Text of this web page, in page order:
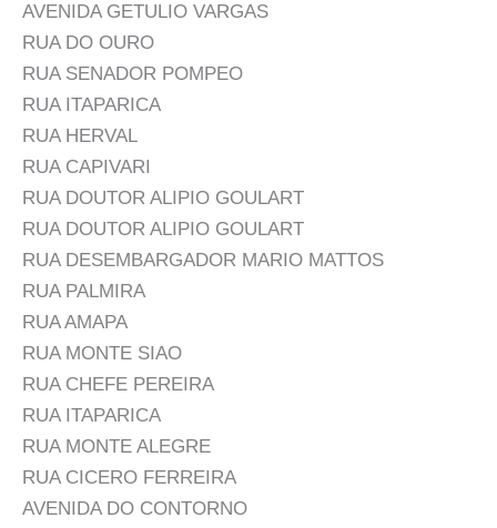
AVENIDA GETULIO VARGAS
RUA DO OURO
RUA SENADOR POMPEO
RUA ITAPARICA
RUA HERVAL
RUA CAPIVARI
RUA DOUTOR ALIPIO GOULART
RUA DOUTOR ALIPIO GOULART
RUA DESEMBARGADOR MARIO MATTOS
RUA PALMIRA
RUA AMAPA
RUA MONTE SIAO
RUA CHEFE PEREIRA
RUA ITAPARICA
RUA MONTE ALEGRE
RUA CICERO FERREIRA
AVENIDA DO CONTORNO